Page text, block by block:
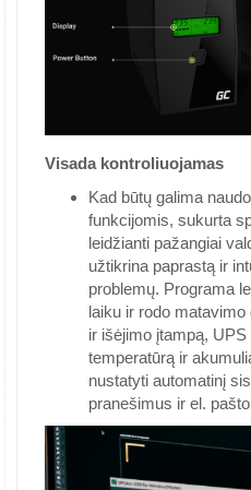
Visada kontroliuojamas
Kad būtų galima
funkcijomis, sukurta
leidžianti pažangiai
užtikrina paprastą ir
problemų. Programa
laiku ir rodo
ir išėjimo įtampą,
temperatūrą ir
nustatyti automatinį
pranešimus ir el.